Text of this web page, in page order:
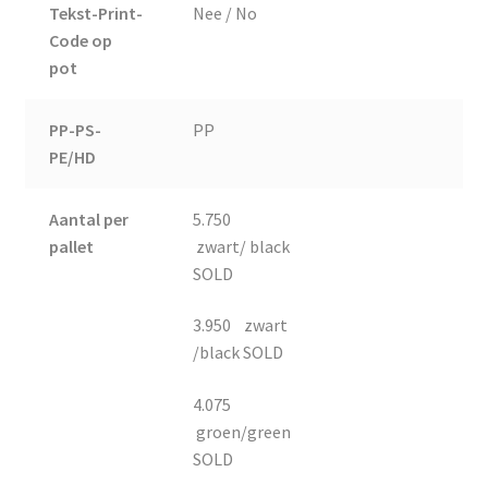
Tekst-Print-
Code op
pot
Nee / No
PP-PS-
PE/HD
PP
Aantal per
pallet
5.750
zwart/ black
SOLD
3.950 zwart
/black SOLD
4.075
groen/green
SOLD